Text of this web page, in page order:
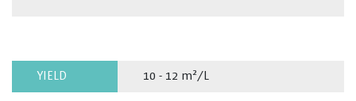
YIELD 10 - 12 m²/L